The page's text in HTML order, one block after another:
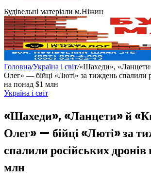
Будівельні матеріали м.Ніжин
Головна/Україна і світ/«Шахеди»,
Олег» — бійці «Люті» за тиждень спалили
на понад $1 млн
Україна і світ
«Шахеди», «Ланцети» й
Олег» — бійці «Люті» за
спалили російських дронів
млн